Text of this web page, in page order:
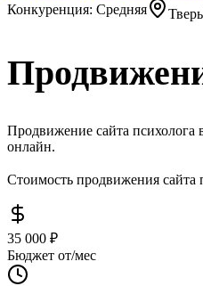
Конкуренция: Средняя
Тверь
Продвижение сайта психолога
онлайн.
Стоимость продвижения
35 000 ₽
Бюджет от/мес